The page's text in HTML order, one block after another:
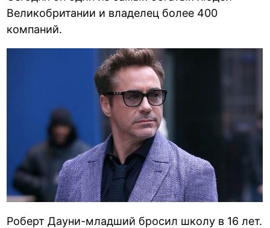
Великобритании и владелец более 400
компаний.
Роберт Дауни-младший бросил школу в 16 лет.